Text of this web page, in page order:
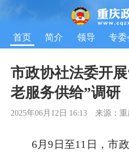
首页 简介 领导 专委
市政协社法委开
老服务供给”调研
2025年06月12日 16:13 来源：
6月9日至11日，市